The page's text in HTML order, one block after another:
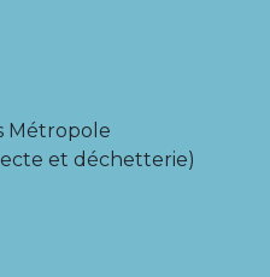
Métropole
et déchetterie)